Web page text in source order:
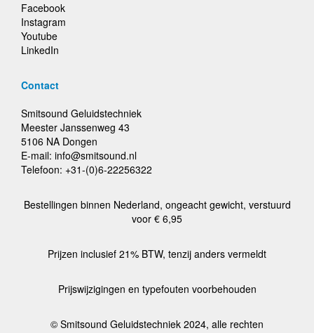
Facebook
Instagram
Youtube
LinkedIn
Contact
Smitsound Geluidstechniek
Meester Janssenweg 43
5106 NA Dongen
E-mail: info@smitsound.nl
Telefoon: +31-(0)6-22256322
Bestellingen binnen Nederland, ongeacht gewicht, verstuurd
voor € 6,95
Prijzen inclusief 21% BTW, tenzij anders vermeldt
Prijswijzigingen en typefouten voorbehouden
© Smitsound Geluidstechniek 2024, alle rechten